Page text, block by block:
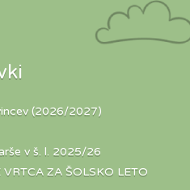
(2026/2027)
v š. l. 2025/26
ZA ŠOLSKO LETO